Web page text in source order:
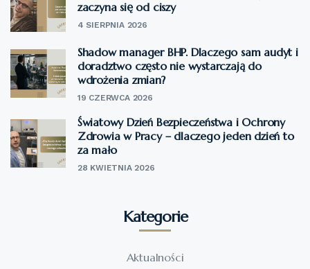
zaczyna się od ciszy
4 SIERPNIA 2026
Shadow manager BHP. Dlaczego sam audyt i
doradztwo często nie wystarczają do
wdrożenia zmian?
19 CZERWCA 2026
Światowy Dzień Bezpieczeństwa i Ochrony
Zdrowia w Pracy – dlaczego jeden dzień to
za mało
28 KWIETNIA 2026
Kategorie
Aktualności